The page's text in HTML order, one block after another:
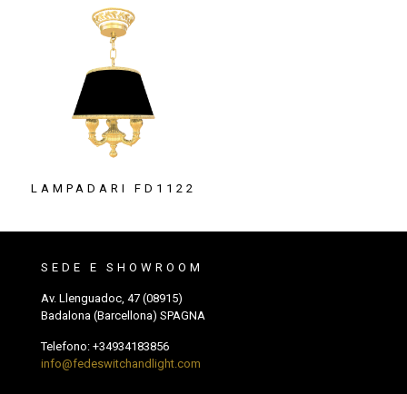
LAMPADARI FD1122
SEDE E SHOWROOM
Av. Llenguadoc, 47 (08915)
Badalona (Barcellona) SPAGNA
Telefono: +34934183856
info@fedeswitchandlight.com